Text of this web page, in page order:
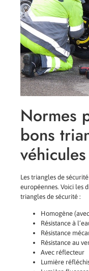
Normes
bons
véhicules
Les triangles de
européennes. Voici les
triangles de sécurité :
Homogène
Résistance à
Résistance
Résistance au
Avec réflecteur
Lumière